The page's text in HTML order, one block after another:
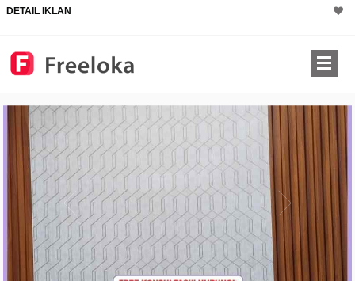
DETAIL IKLAN